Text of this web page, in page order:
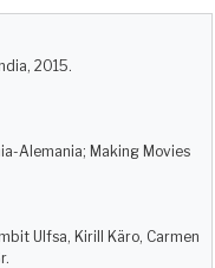
2015.
Alemania; Making Movies
Ulfsa, Kirill Käro, Carmen